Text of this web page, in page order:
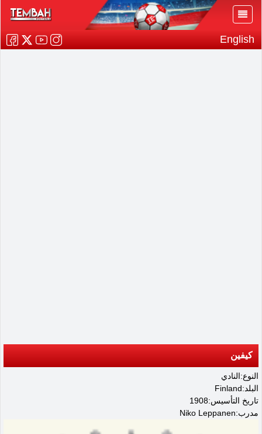
English
كيفين
النوع:النادي
البلد:Finland
تاريخ التأسيس:1908
مدرب:Niko Leppanen